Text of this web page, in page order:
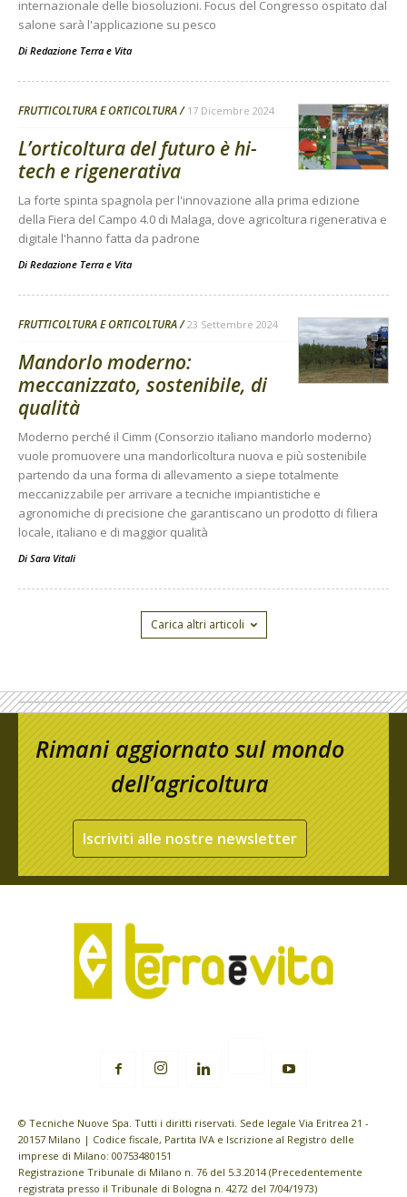
internazionale delle biosoluzioni. Focus del Congresso ospitato dal
salone sarà l'applicazione su pesco
Di Redazione Terra e Vita
FRUTTICOLTURA E ORTICOLTURA 17 Dicembre 2024
L’orticoltura del futuro è hi-
tech e rigenerativa
La forte spinta spagnola per l'innovazione alla prima edizione
della Fiera del Campo 4.0 di Malaga, dove agricoltura rigenerativa e
digitale l'hanno fatta da padrone
Di Redazione Terra e Vita
FRUTTICOLTURA E ORTICOLTURA 23 Settembre 2024
Mandorlo moderno:
meccanizzato, sostenibile, di
qualità
Moderno perché il Cimm (Consorzio italiano mandorlo moderno)
vuole promuovere una mandorlicoltura nuova e più sostenibile
partendo da una forma di allevamento a siepe totalmente
meccanizzabile per arrivare a tecniche impiantistiche e
agronomiche di precisione che garantiscano un prodotto di filiera
locale, italiano e di maggior qualità
Di Sara Vitali
Carica altri articoli
Rimani aggiornato sul mondo
dell’agricoltura
Iscriviti alle nostre newsletter
© Tecniche Nuove Spa. Tutti i diritti riservati. Sede legale Via Eritrea 21 -
20157 Milano | Codice fiscale, Partita IVA e Iscrizione al Registro delle
imprese di Milano: 00753480151
Registrazione Tribunale di Milano n. 76 del 5.3.2014 (Precedentemente
registrata presso il Tribunale di Bologna n. 4272 del 7/04/1973)